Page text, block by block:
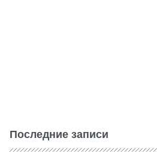
Последние записи